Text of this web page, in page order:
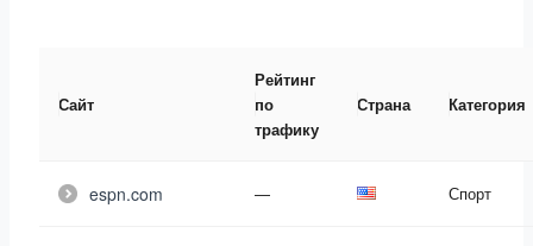
Сайт
Рейтинг
по
трафику
Страна Категория
espn.com — Спорт